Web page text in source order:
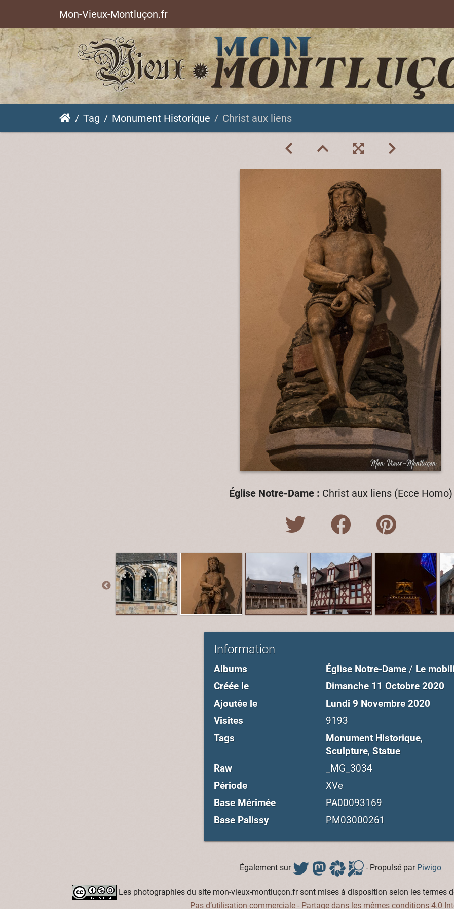
Mon-Vieux-Montluçon.fr
Tag Monument Historique Christ aux liens
Église Notre-Dame : Christ aux liens (Ecce Homo)
Information
Albums Église Notre-Dame/ Le
Créée le
Dimanche 11 Octobre 2020
Ajoutée le
Lundi 9 Novembre 2020
Visites
9193
Tags
Monument Historique,
Sculpture, Statue
Raw
_MG_3034
Période
XVe
Base Mérimée
PA00093169
Base Palissy
PM03000261
Également sur - Propulsé par Piwigo
Les photographies du site mon-vieux-montluçon.fr sont mises à disposition selon les termes
Pas d’utilisation commerciale - Partage dans les mêmes conditions 4.0